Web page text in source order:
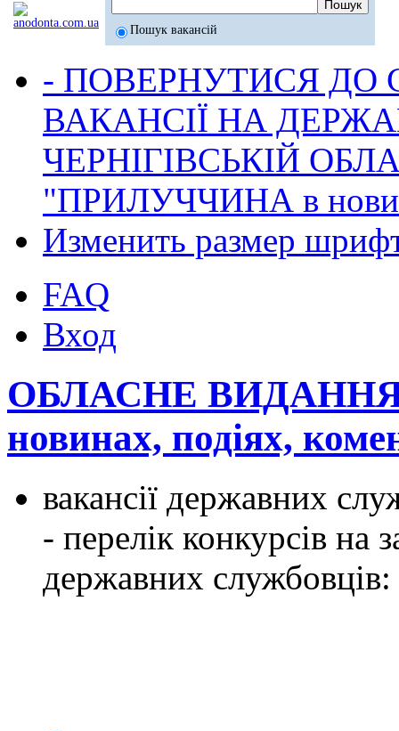
Пошук вакансій
- ПОВЕРНУТИСЯ ДО
ВАКАНСІЇ НА
ЧЕРНІГІВСЬКІЙ
"ПРИЛУЧЧИНА в
Изменить размер
FAQ
Вход
ОБЛАСНЕ
новинах, подіях,
вакансії державних
- перелік конкурсів на
державних службовців: